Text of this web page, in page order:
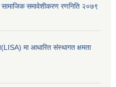
समावेशीकरण रणनिति २०७९
मा आधारित संस्थागत क्षमता